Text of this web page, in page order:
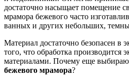
достаточно насыщает помещение
мрамора бежевого часто
ванных и других небольших,
Материал достаточно безопасен в
того, что обработка производится
материалами. Почему еще
бежевого мрамора?